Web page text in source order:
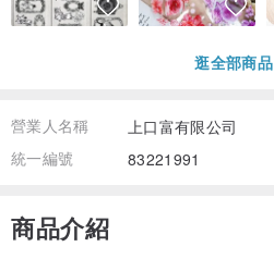
逛全部商品
營業人名稱
上口富有限公司
統一編號
83221991
商品介紹